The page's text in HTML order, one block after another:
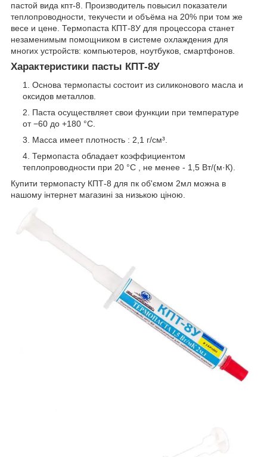
пастой вида кпт-8. Производитель повысил показатели
теплопроводности, текучести и объёма на 20% при том же
весе и цене. Термопаста КПТ-8У для процессора станет
незаменимым помощником в системе охлаждения для
многих устройств: компьютеров, ноутбуков, смартфонов.
Характеристики пасты КПТ-8У
Основа термопасты состоит из силиконового масла и
оксидов металлов.
Паста осуществляет свои функции при температуре
от −60 до +180 °C.
Масса имеет плотность : 2,1 г/см³.
Термопаста обладает коэффициентом
теплопроводности при 20 °C , не менее - 1,5 Вт/(м·К).
Купити термопасту КПТ-8 для пк об'ємом 2мл можна в
нашому інтернет магазині за низькою ціною.